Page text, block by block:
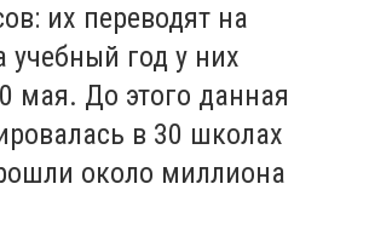
их переводят на
учебный год у них
мая. До этого данная
в 30 школах
около миллиона